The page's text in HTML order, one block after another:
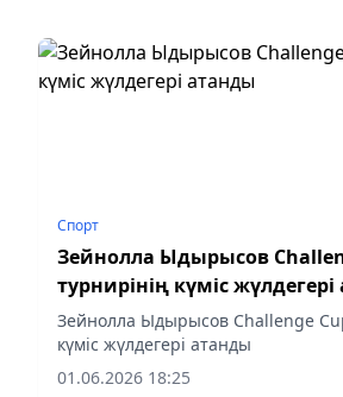
Спорт
Зейнолла Ыдырысов
турнирінің күміс
Зейнолла Ыдырысов Challenge
күміс жүлдегері атанды
01.06.2026 18:25